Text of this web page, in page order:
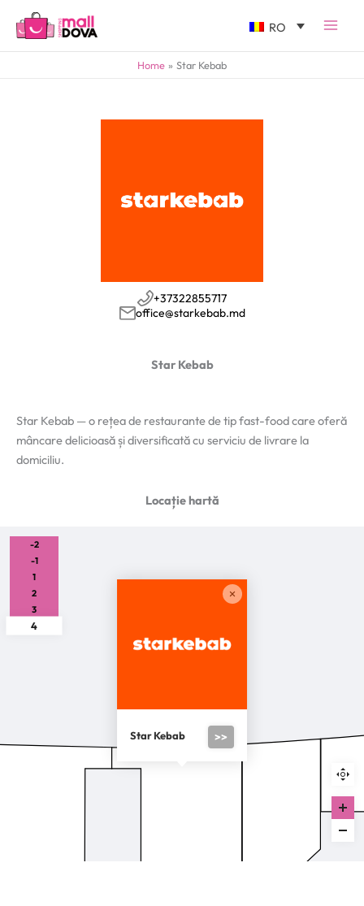
RO
Home Star Kebab
+37322855717
office@starkebab.md
Star Kebab
Star Kebab — o rețea de restaurante de tip fast-food care oferă
mâncare delicioasă și diversificată cu serviciu de livrare la
domiciliu.
Locație hartă
Star Kebab >>
-2
-1
1
2
3
4